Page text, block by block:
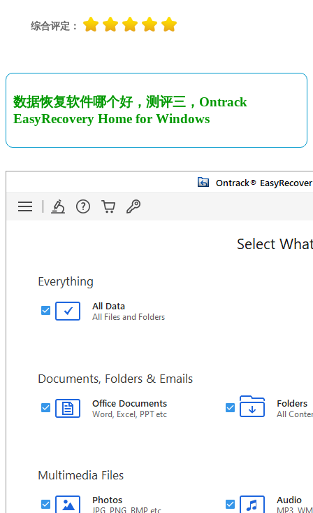
综合评定：
数据恢复软件哪个好，测评三，Ontrack
EasyRecovery Home for Windows